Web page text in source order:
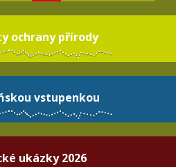
ochrany přírody
vstupenkou
ukázky 2026